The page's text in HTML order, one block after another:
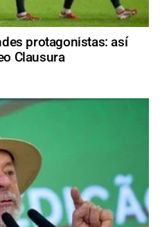
protagonistas: así
Clausura